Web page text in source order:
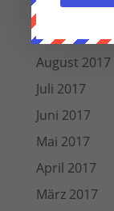
November
Oktober 2017
August 2017
Juli 2017
Juni 2017
Mai 2017
April 2017
März 2017